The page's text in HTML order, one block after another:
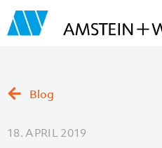
Blog
18. APRIL 2019